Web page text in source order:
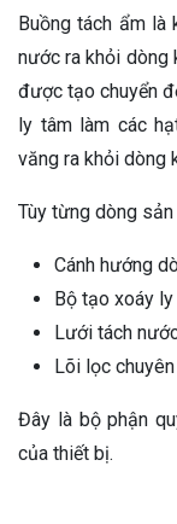
Buồng tách ẩm là
nước ra khỏi dòng
được tạo chuyển
ly tâm làm các
văng ra khỏi dòng
Tùy từng dòng
Cánh hướng
Bộ tạo xoáy
Lưới tách
Lõi lọc
Đây là bộ phận
của thiết bị.